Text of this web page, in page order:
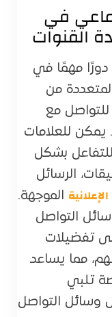
في
القنوات
مهمًا في
من
مع
للعلامات
بشكل
الرسائل
الموجهة.
التواصل
تفضيلات
مما يساعد
تلبي
وسائل التواصل